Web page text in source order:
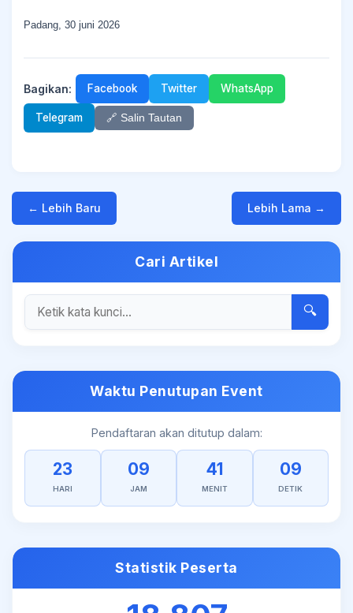
Padang, 30 juni 2026
Bagikan: Facebook Twitter WhatsApp
Telegram 🔗 Salin Tautan
← Lebih Baru Lebih Lama →
Cari Artikel
🔍
Waktu Penutupan Event
Pendaftaran akan ditutup dalam:
23
HARI
09
JAM
41
MENIT
09
DETIK
Statistik Peserta